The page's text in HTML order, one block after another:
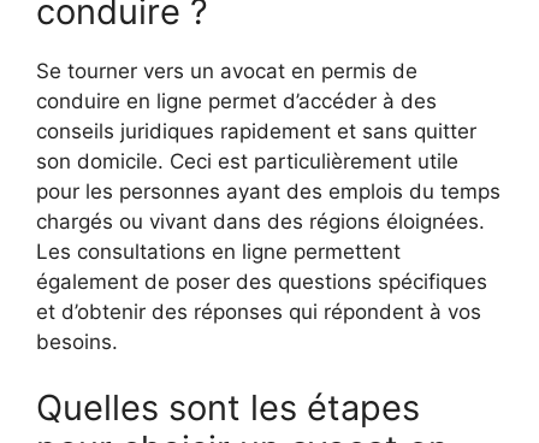
conduire ?
Se tourner vers un avocat en permis de
conduire en ligne permet d’accéder à des
conseils juridiques rapidement et sans quitter
son domicile. Ceci est particulièrement utile
pour les personnes ayant des emplois du temps
chargés ou vivant dans des régions éloignées.
Les consultations en ligne permettent
également de poser des questions spécifiques
et d’obtenir des réponses qui répondent à vos
besoins.
Quelles sont les étapes